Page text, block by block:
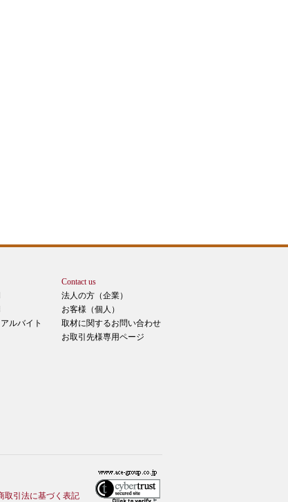
ルバイト
Contact us
法人の方（企業）
お客様（個人）
取材に関するお問い合わせ
お取引先様専用ページ
取引法に基づく表記